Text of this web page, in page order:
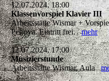
12.07.2024, 18:00
Klassenvorspiel Klavier III
Arbeitsstätte Wismar +
Petrova. Eintritt frei.mehr
12.07.2024, 17:00
Musizierstunde
Arbeitsstätte Wismar, Aula